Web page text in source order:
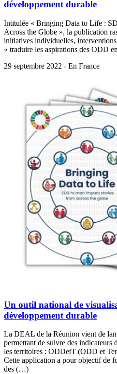
développement durable
Intitulée « Bringing Data to Life :
Across the Globe », la publication
initiatives individuelles,
« traduire les aspirations des ODD
29 septembre 2022 - En France
Un outil national de
développement durable
La DEAL de la Réunion vient de
permettant de suivre des indicateurs
les territoires : ODDetT (ODD et
Cette application a pour objectif de
des (…)